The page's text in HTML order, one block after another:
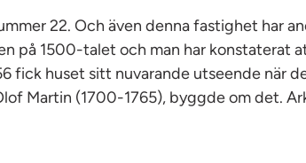
22. Och även denna fastighet har
på 1500-talet och man har konstaterat
fick huset sitt nuvarande utseende när
Martin (1700-1765), byggde om det.